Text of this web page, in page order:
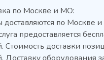
по Москве и МО:
доставляются по Москве
предоставляется
Стоимость доставки